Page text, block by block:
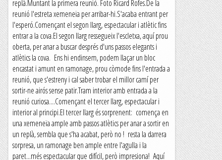
replà.Muntant la primera reunió. Foto Ricard Rofes.De la
reunió l'estreta xemeneïa per arribar-hi.S'acaba entrant per
l'esperó.Començant el segon llarg, espectacular i atlètic fins
entrar a la cova.El segon llarg ressegueix l'escletxa, aquí prou
oberta, per anar a buscar després d'uns passos elegants i
atlètics la cova. Ens hi endinsem, podem llaçar un bloc
encastat i amunt en ramonage, prou còmode fins l'entrada a
reunió, que s'estreny i cal saber trobar el millor camí per
sortir-ne airós sense patir.Tram interior amb entrada a la
reunió curiosa....Començant el tercer llarg, espectacular i
interior al principi.El tercer llarg és sorprenent: comença en
una xemeneïa ample amb passos atlètics per anar a sortir en
un replà, sembla que s'ha acabat, però no ! resta la darrera
sorpresa, un ramonage ben ample entre l'agulla i la
paret...més espectacular que difícil, però impresiona! Aquí